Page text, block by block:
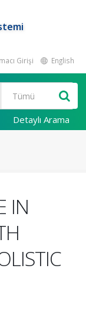
Girişi English
Detaylı Arama
IN